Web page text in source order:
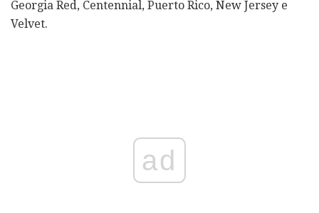
Georgia Red, Centennial, Puerto Rico, New Jersey e
Velvet.
ad